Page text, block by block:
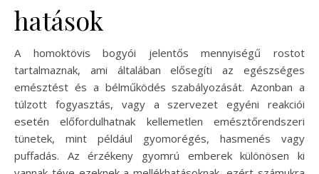
hatások
A homoktövis bogyói jelentős mennyiségű rostot
tartalmaznak, ami általában elősegíti az egészséges
emésztést és a bélműködés szabályozását. Azonban a
túlzott fogyasztás, vagy a szervezet egyéni reakciói
esetén előfordulhatnak kellemetlen emésztőrendszeri
tünetek, mint például gyomorégés, hasmenés vagy
puffadás. Az érzékeny gyomrú emberek különösen ki